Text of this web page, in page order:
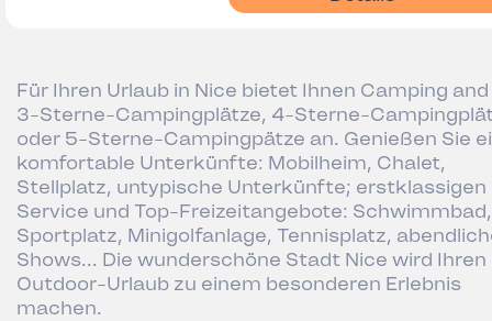
Für Ihren Urlaub in Nice bietet Ihnen Camping
3-Sterne-Campingplätze, 4-Sterne-
oder 5-Sterne-Campingpätze an. Genießen Sie
komfortable Unterkünfte: Mobilheim, Chalet,
Stellplatz, untypische Unterkünfte; erstklassigen
Service und Top-Freizeitangebote: Schwimmbad,
Sportplatz, Minigolfanlage, Tennisplatz,
Shows... Die wunderschöne Stadt Nice wird Ihren
Outdoor-Urlaub zu einem besonderen Erlebnis
machen.